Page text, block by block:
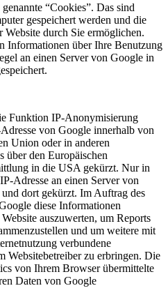
“Cookies”. Das sind
gespeichert werden und die
durch Sie ermöglichen.
Informationen über Ihre Benutzung
an einen Server von Google in
Funktion IP-Anonymisierung
von Google innerhalb von
Union oder in anderen
über den Europäischen
in die USA gekürzt. Nur in
Adresse an einen Server von
dort gekürzt. Im Auftrag des
diese Informationen
auszuwerten, um Reports
und um weitere mit
verbundene
Websitebetreiber zu erbringen. Die
von Ihrem Browser übermittelte
Daten von Google